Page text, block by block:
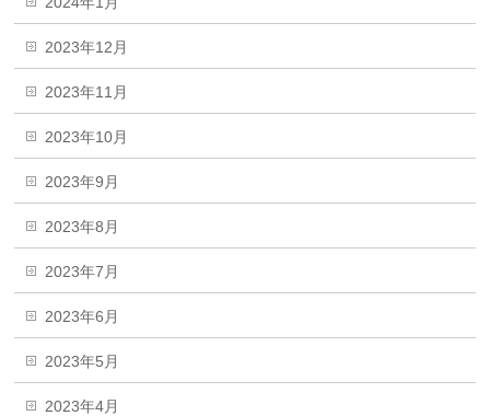
2023年12月
2023年11月
2023年10月
2023年9月
2023年8月
2023年7月
2023年6月
2023年5月
2023年4月